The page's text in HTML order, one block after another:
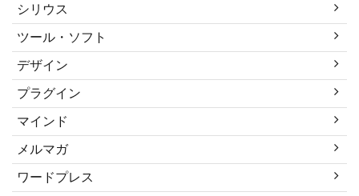
シリウス
ツール・ソフト
デザイン
プラグイン
マインド
メルマガ
ワードプレス